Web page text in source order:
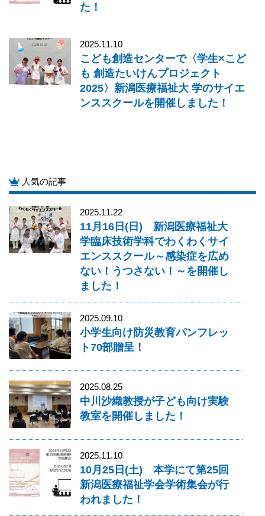
た！
2025.11.10
こども創造センターで〈学生×こど
も 創造たいけんプロジェクト
2025〉新潟医療福祉大 学のサイエ
ンススクールを開催しました！
人気の記事
2025.11.22
11月16日(日) 新潟医療福祉大
学臨床技術学科でわくわくサイ
エンススクール～感染症を広め
ない！うつさない！～を開催し
ました！
2025.09.10
小学生向け防災教育パンフレッ
ト70部贈呈！
2025.08.25
中川沙織教授が子ども向け実験
教室を開催しました！
2025.11.10
10月25日(土) 本学にて第25回
新潟医療福祉学会学術集会が行
われました！